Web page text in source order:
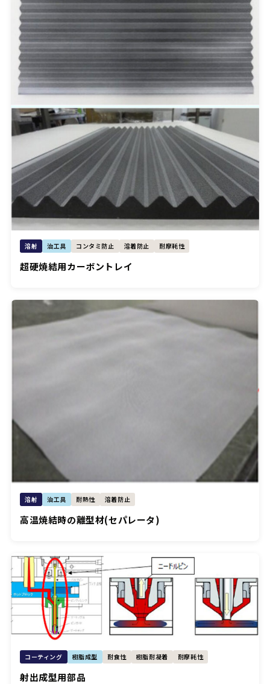
溶射 治工具 コンタミ防止 溶着防止 耐摩耗性
超硬焼結用カーボントレイ
溶射 治工具 耐熱性 溶着防止
高温焼結時の離型材(セパレータ)
コーティング 樹脂成型 耐食性 樹脂耐凝着 耐摩耗性
射出成型用部品